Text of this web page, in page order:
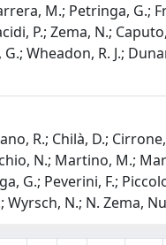
M.; Petringa, G.;
P.; Zema, N.;
Wheadon, R. J.;
R.; Chilà, D.; Cirrone,
N.; Martino, M.;
G.; Peverini, F.;
Wyrsch, N.; N. Zema,